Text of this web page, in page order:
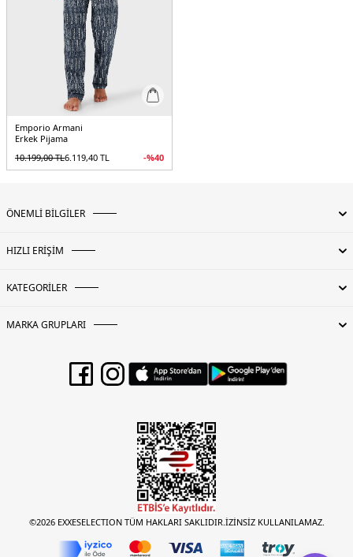
Emporio Armani
Erkek Pijama
10.199,00TL6.119,40 TL -%40
ÖNEMLİ BİLGİLER
HIZLI ERİŞİM
KATEGORİLER
MARKA GRUPLARI
©2026 EXXESELECTION TÜM HAKLARI SAKLIDIR.İZİNSİZ KULLANILAMAZ.